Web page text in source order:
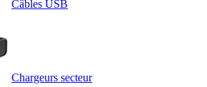
Câbles USB
Chargeurs secteur